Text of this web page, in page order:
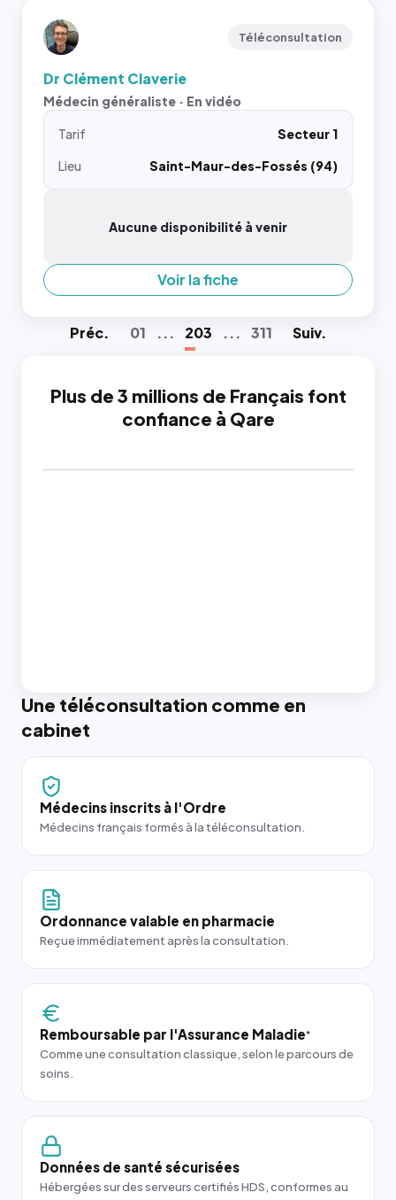
Téléconsultation
Dr Clément Claverie
Médecin généraliste · En vidéo
Tarif
Secteur 1
Lieu
Saint-Maur-des-Fossés (94)
Aucune disponibilité à venir
Voir la fiche
Préc. 01 ... 203 ... 311 Suiv.
Plus de 3 millions de Français font
confiance à Qare
Une téléconsultation comme en
cabinet
Médecins inscrits à l'Ordre
Médecins français formés à la téléconsultation.
Ordonnance valable en pharmacie
Reçue immédiatement après la consultation.
Remboursable par l'Assurance Maladie*
Comme une consultation classique, selon le parcours de
soins.
Données de santé sécurisées
Hébergées sur des serveurs certifiés HDS, conformes au